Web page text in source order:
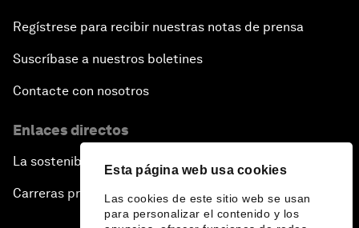
Esta página web usa cookies
Las cookies de este sitio web se usan
para personalizar el contenido y los
Regístrese para recibir nuestras notas de prensa
Suscríbase a nuestros boletines
Contacte con nosotros
Enlaces directos
La sostenibilidad en el Foro
Carreras profesionales